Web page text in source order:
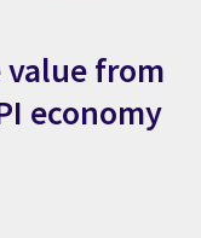
value from
economy